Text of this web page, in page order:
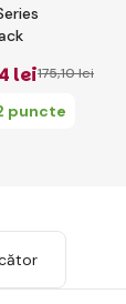
lei175,10 lei
puncte